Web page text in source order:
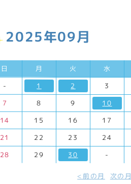
2025年09月
日 月 火 水
- 1 2 3
7
8 9 10
14
15 16 17
21 22 23 24
28 29 30 -
前の月 次の月